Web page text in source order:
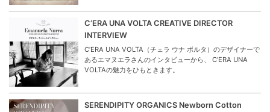
C’ERA UNA VOLTA CREATIVE DIRECTOR
INTERVIEW
C’ERA UNA VOLTA（チェラ ウナ ボルタ）のデザイナーで
あるエマヌエラさんのインタビューから、 C’ERA UNA
VOLTAの魅力をひもときます。
SERENDIPITY ORGANICS Newborn Cotton